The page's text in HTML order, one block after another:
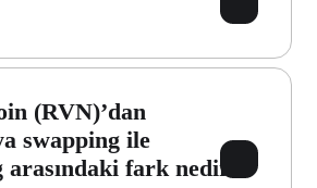
(RVN)’dan
swapping ile
arasındaki fark nedir?